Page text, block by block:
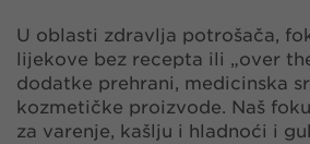
U oblasti zdravlja potrošača,
lijekove bez recepta ili „over
dodatke prehrani, medicinska
kozmetičke proizvode. Naš
za varenje, kašlju i hladnoći i